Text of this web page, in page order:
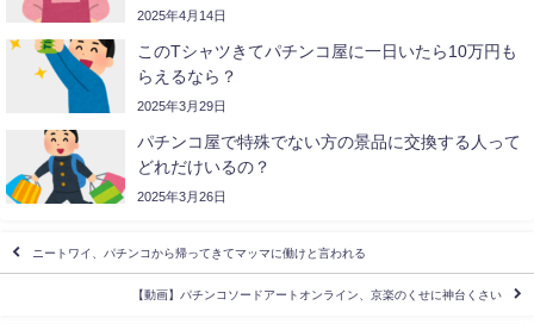
2025年4月14日
このTシャツきてパチンコ屋に一日いたら10万円も
らえるなら？
2025年3月29日
パチンコ屋で特殊でない方の景品に交換する人って
どれだけいるの？
2025年3月26日
ニートワイ、パチンコから帰ってきてマッマに働けと言われる
【動画】パチンコソードアートオンライン、京楽のくせに神台くさい